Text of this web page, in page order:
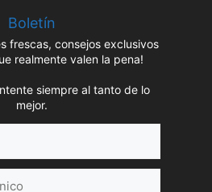
Boletín
frescas, consejos exclusivos
realmente valen la pena!
siempre al tanto de lo
mejor.